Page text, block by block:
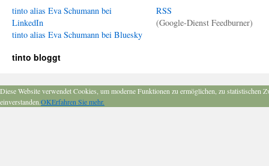
tinto alias Eva Schumann bei
LinkedIn
tinto alias Eva Schumann bei Bluesky
RSS
(Google-Dienst Feedburner)
tinto bloggt
Diese Website verwendet Cookies, um moderne Funktionen zu ermöglichen, zu
einverstanden.OKErfahren Sie mehr.